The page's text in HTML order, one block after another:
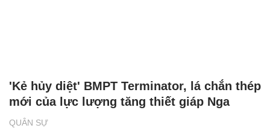
QUÂN SỰ
'Kẻ hủy diệt' BMPT Terminator, lá chắn thép
mới của lực lượng tăng thiết giáp Nga